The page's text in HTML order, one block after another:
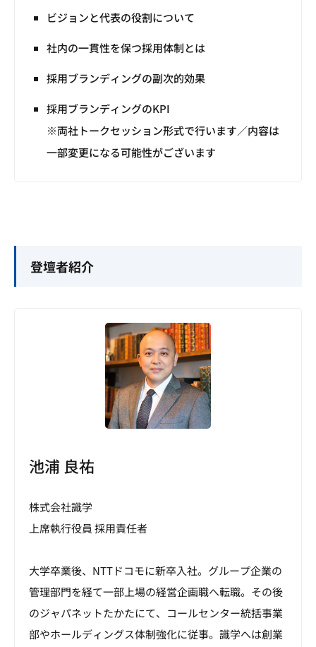
ビジョンと代表の役割について
社内の一貫性を保つ採用体制とは
採用ブランディングの副次的効果
採用ブランディングのKPI
※両社トークセッション形式で行います／内容は
一部変更になる可能性がございます
登壇者紹介
池浦 良祐
株式会社識学
上席執行役員 採用責任者
大学卒業後、NTTドコモに新卒入社。グループ企業の
管理部門を経て一部上場の経営企画職へ転職。その後
のジャパネットたかたにて、コールセンター統括事業
部やホールディングス体制強化に従事。識学へは創業